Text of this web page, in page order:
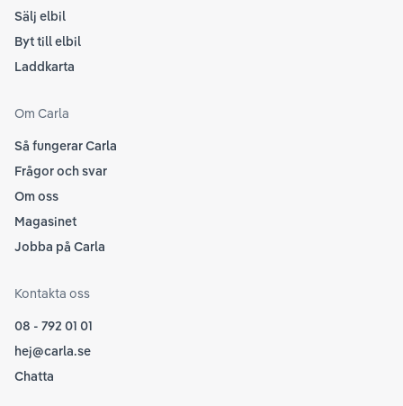
Sälj elbil
Byt till elbil
Laddkarta
Om Carla
Så fungerar Carla
Frågor och svar
Om oss
Magasinet
Jobba på Carla
Kontakta oss
08 - 792 01 01
hej@carla.se
Chatta